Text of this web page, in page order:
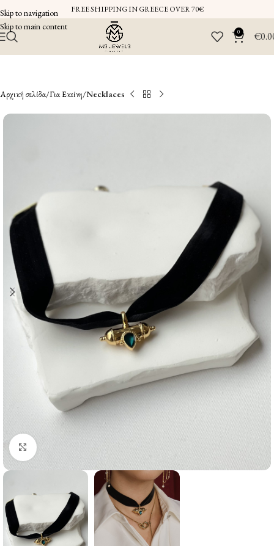
Skip to navigation
Skip to main content
FREE SHIPPING IN GREECE OVER 70€
0 €
Αρχική σελίδα Για Εκείνη Necklaces
Click to enlarge